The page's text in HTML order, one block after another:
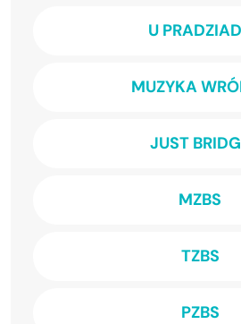
U
MUZYKA
JUST
MZBS
TZBS
PZBS